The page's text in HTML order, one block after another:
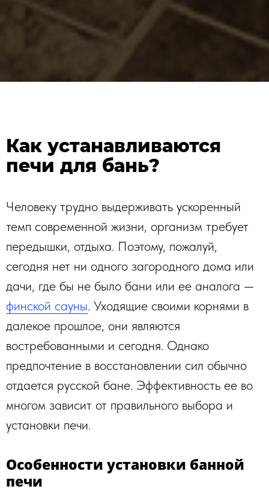
Как устанавливаются
печи для бань?
Человеку трудно выдерживать ускоренный
темп современной жизни, организм требует
передышки, отдыха. Поэтому, пожалуй,
сегодня нет ни одного загородного дома или
дачи, где бы не было бани или ее аналога —
финской сауны. Уходящие своими корнями в
далекое прошлое, они являются
востребованными и сегодня. Однако
предпочтение в восстановлении сил обычно
отдается русской бане. Эффективность ее во
многом зависит от правильного выбора и
установки печи.
Особенности установки банной
печи